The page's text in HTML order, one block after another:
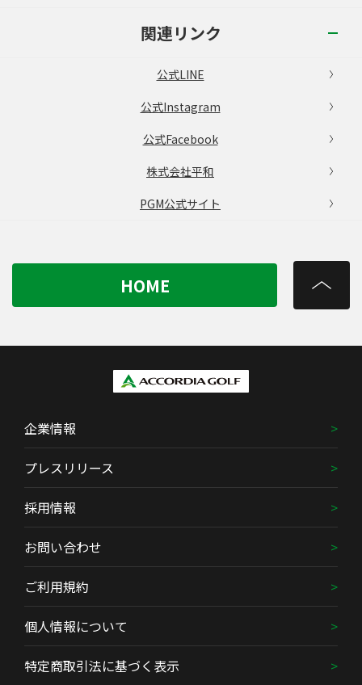
関連リンク
公式LINE
公式Instagram
公式Facebook
株式会社平和
PGM公式サイト
HOME
企業情報
プレスリリース
採用情報
お問い合わせ
ご利用規約
個人情報について
特定商取引法に基づく表示